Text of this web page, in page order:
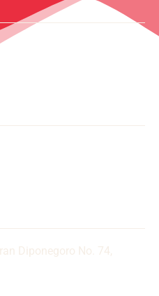
Diponegoro No. 74,